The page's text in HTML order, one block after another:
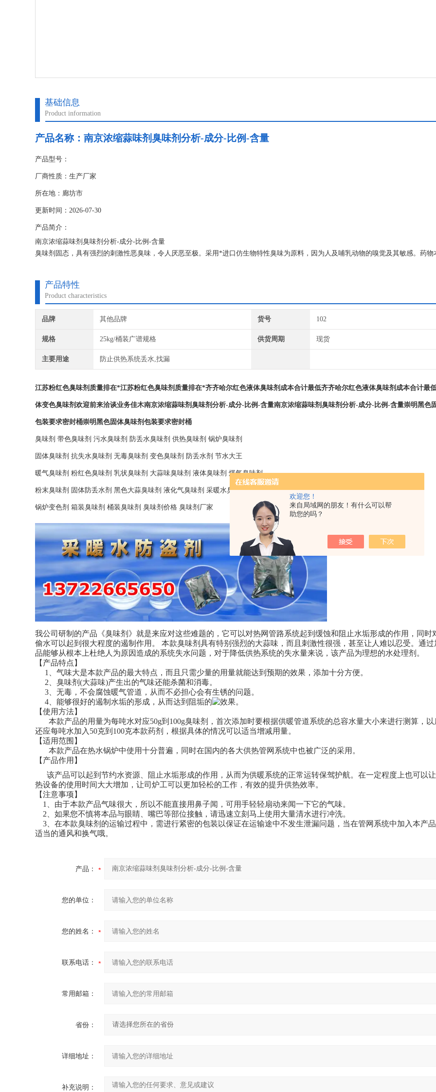
欢迎您！
来自局域网的朋友！有什么可以帮
助您的吗？
基础信息
Product information
产品名称： 南京浓缩蒜味剂臭味剂分析-成分-比例-含量
产品型号：
厂商性质：生产厂家
所在地：廊坊市
更新时间：2026-07-30
产品简介：
南京浓缩蒜味剂臭味剂分析-成分-比例-含量
臭味剂固态，具有强烈的刺激性恶臭味，令人厌恶至极。采用*进口仿生物特性臭味为原料，因为人及哺乳动物的嗅觉及其敏感。药物
产品特性
Product characteristics
品牌 其他品牌 货号 102
规格 25kg/桶装广谱规格 供货周期 现货
主要用途 防止供热系统丢水,找漏
江苏粉红色臭味剂质量排在*江苏粉红色臭味剂质量排在*齐齐哈尔红色液体臭味剂成本合计最低齐齐哈尔红色液体臭味剂成本合计最
体变色臭味剂欢迎前来洽谈业务佳木南京浓缩蒜味剂臭味剂分析-成分-比例-含量南京浓缩蒜味剂臭味剂分析-成分-比例-含量崇明黑色
包装要求密封桶崇明黑色固体臭味剂包装要求密封桶
臭味剂 带色臭味剂 污水臭味剂 防丢水臭味剂 供热臭味剂 锅炉臭味剂
固体臭味剂 抗失水臭味剂 无毒臭味剂 变色臭味剂 防丢水剂 节水大王
暖气臭味剂 粉红色臭味剂 乳状臭味剂 大蒜味臭味剂 液体臭味剂 煤气臭味剂
粉末臭味剂 固体防丢水剂 黑色大蒜臭味剂 液化气臭味剂 采暖水臭味剂 大蒜油臭味剂
锅炉变色剂 箱装臭味剂 桶装臭味剂 臭味剂价格 臭味剂厂家
我公司研制的产品《臭味剂》就是来应对这些难题的，它可以对热网管路系统起到缓蚀和阻止水垢形成的作用，同时
偷水可以起到很大程度的遏制作用。 本款臭味剂具有特别强烈的大蒜味，而且刺激性很强，甚至让人难以忍受。通
品能够从根本上杜绝人为原因造成的系统失水问题，对于降低供热系统的失水量来说，该产品为理想的水处理剂。
【产品特点】
1、气味大是本款产品的最大特点，而且只需少量的用量就能达到预期的效果，添加十分方便。
2、臭味剂(大蒜味)产生出的气味还能杀菌和消毒。
3、无毒，不会腐蚀暖气管道，从而不必担心会有生锈的问题。
4、能够很好的遏制水垢的形成，从而达到阻垢的
效果。
【使用方法】
本款产品的用量为每吨水对应50g到100g臭味剂，首次添加时要根据供暖管道系统的总容水量大小来进行测算，以
还应每吨水加入50克到100克本款药剂，根据具体的情况可以适当增减用量。
【适用范围】
本款产品在热水锅炉中使用十分普遍，同时在国内的各大供热管网系统中也被广泛的采用。
【产品作用】
该产品可以起到节约水资源、阻止水垢形成的作用，从而为供暖系统的正常运转保驾护航。在一定程度上也可以
热设备的使用时间大大增加，让司炉工可以更加轻松的工作，有效的提升供热效率。
【注意事项】
1、由于本款产品气味很大，所以不能直接用鼻子闻，可用手轻轻扇动来闻一下它的气味。
2、如果您不慎将本品与眼睛、嘴巴等部位接触，请迅速立刻马上使用大量清水进行冲洗。
3、在本款臭味剂的运输过程中，需进行紧密的包装以保证在运输途中不发生泄漏问题，当在管网系统中加入本产
适当的通风和换气哦。
产品：
您的单位：
您的姓名：
联系电话：
常用邮箱：
省份：
详细地址：
补充说明：